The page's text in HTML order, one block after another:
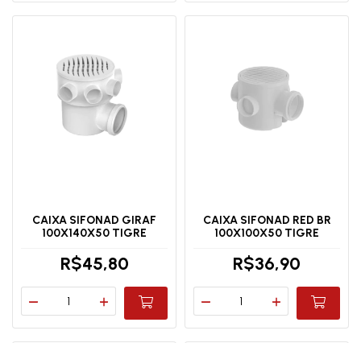
CAIXA SIFONAD GIRAF
100X140X50 TIGRE
R$45,80
CAIXA SIFONAD RED BR
100X100X50 TIGRE
R$36,90